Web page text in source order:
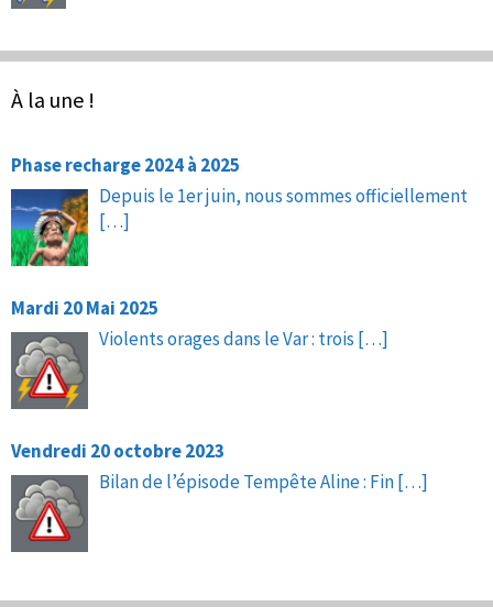
À la une !
Phase recharge 2024 à 2025
Depuis le 1er juin, nous sommes officiellement
[…]
Mardi 20 Mai 2025
Violents orages dans le Var : trois […]
Vendredi 20 octobre 2023
Bilan de l’épisode Tempête Aline : Fin[…]